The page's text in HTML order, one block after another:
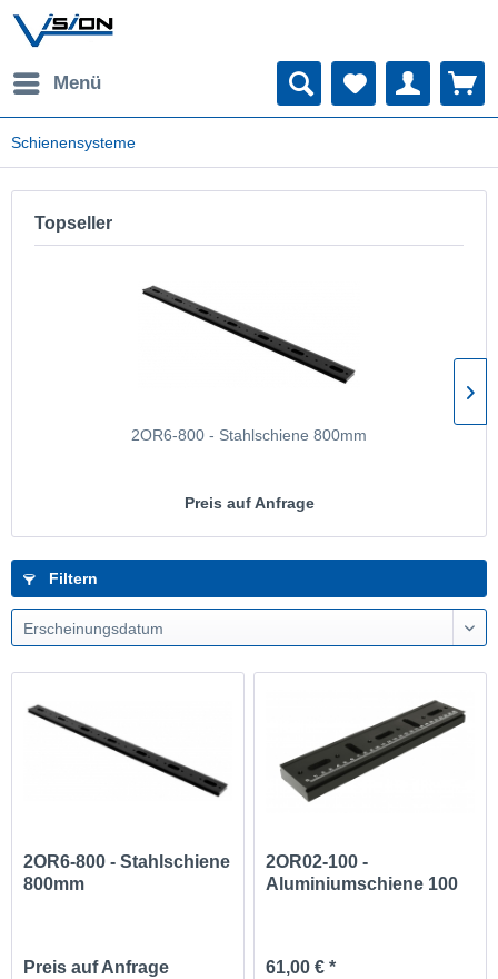
Menü
Schienensysteme
Topseller
2OR6-800 - Stahlschiene 800mm
Preis auf Anfrage
Filtern
Erscheinungsdatum
2OR6-800 - Stahlschiene
800mm
Preis auf Anfrage
2OR02-100 -
Aluminiumschiene 100
61,00 € *